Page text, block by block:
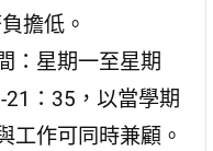
擔低。
：星期一至星期
：35，以當學期
工作可同時兼顧。